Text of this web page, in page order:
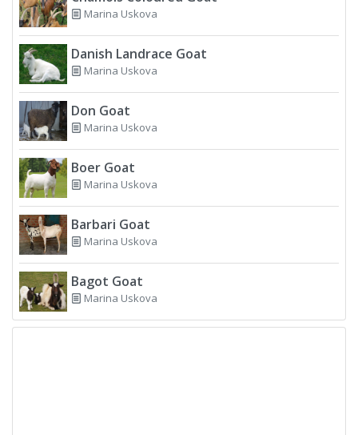
Marina Uskova
Danish Landrace Goat
Marina Uskova
Don Goat
Marina Uskova
Boer Goat
Marina Uskova
Barbari Goat
Marina Uskova
Bagot Goat
Marina Uskova